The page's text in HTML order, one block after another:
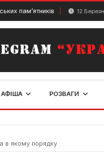
12 Березня, 2024
АФІША РОЗВАГИ
в якому порядку